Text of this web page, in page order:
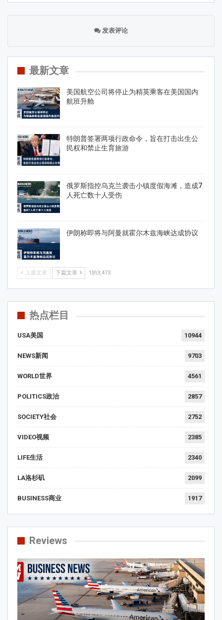
发表评论
最新文章
美国航空公司将停止为精英乘客在美国国内
航班升舱
特朗普签署两项行政命令，旨在打击出生公
民权和禁止生育旅游
俄罗斯指控乌克兰袭击小镇度假海滩，造成7
人死亡数十人受伤
伊朗称即将与阿曼就霍尔木兹海峡达成协议
上篇文章 下篇文章 1的3,473
热点栏目
USA美国 10944
NEWS新闻 9703
WORLD世界 4561
POLITICS政治 2857
SOCIETY社会 2752
VIDEO视频 2385
LIFE生活 2340
LA洛杉矶 2099
BUSINESS商业 1917
Reviews